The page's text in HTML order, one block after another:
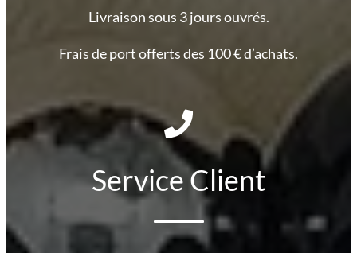
Livraison sous 3 jours ouvrés.
Frais de port offerts des 100 € d’achats.
Service Client